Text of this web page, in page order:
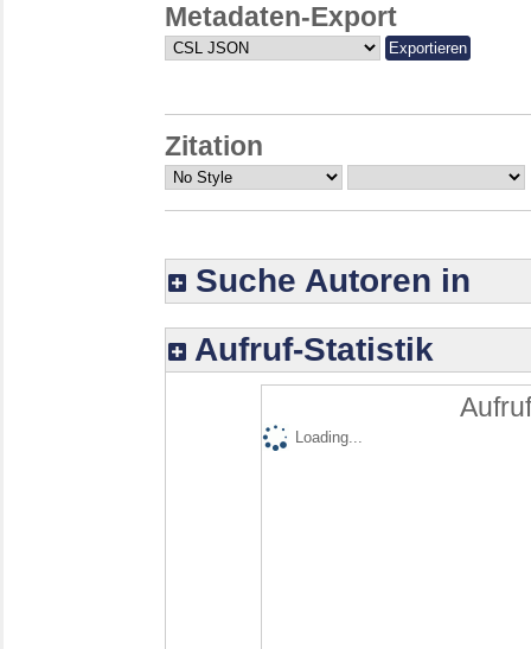
Metadaten-Export
Zitation
Suche Autoren in
Aufruf-Statistik
Loading...